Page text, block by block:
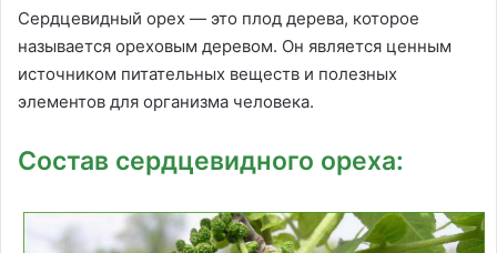
Сердцевидный орех — это плод дерева, которое
называется ореховым деревом. Он является ценным
источником питательных веществ и полезных
элементов для организма человека.
Состав сердцевидного ореха: